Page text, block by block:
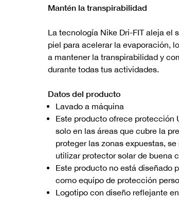
Mantén la transpirabilidad
La tecnología Nike Dri-FIT aleja el
piel para acelerar la evaporación,
a mantener la transpirabilidad y
durante todas tus actividades.
Datos del producto
Lavado a máquina
Este producto ofrece protección
solo en las áreas que cubre la
proteger las zonas expuestas,
utilizar protector solar de buena
Este producto no está diseñado
como equipo de protección
Logotipo con diseño reflejante